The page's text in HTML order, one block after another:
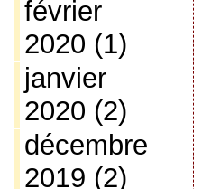
février
2020 (1)
janvier
2020 (2)
décembre
2019 (2)